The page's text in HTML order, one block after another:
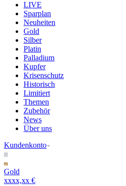
LIVE
Sparplan
Neuheiten
Gold
Silber
Platin
Palladium
Kupfer
Krisenschutz
Historisch
Limitiert
Themen
Zubehör
News
Über uns
Kundenkonto
Gold
xxxx,xx €